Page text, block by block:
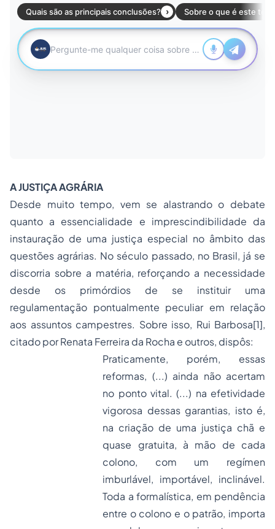
A JUSTIÇA AGRÁRIA
Desde muito tempo, vem se alastrando o debate
quanto a essencialidade e imprescindibilidade da
instauração de uma justiça especial no âmbito das
questões agrárias. No século passado, no Brasil, já se
discorria sobre a matéria, reforçando a necessidade
desde os primórdios de se instituir uma
regulamentação pontualmente peculiar em relação
aos assuntos campestres. Sobre isso, Rui Barbosa[1],
citado por Renata Ferreira da Rocha e outros, dispôs:
Praticamente, porém, essas
reformas, (...) ainda não acertam
no ponto vital. (...) na efetividade
vigorosa dessas garantias, isto é,
na criação de uma justiça chã e
quase gratuita, à mão de cada
colono, com um regímen
imburlável, importável, inclinável.
Toda a formalística, em pendência
entre o colono e o patrão, importa